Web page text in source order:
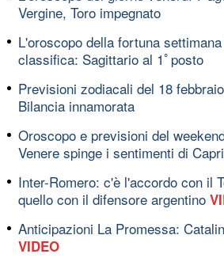
Vergine, Toro impegnato
L'oroscopo della fortuna
classifica: Sagittario al 1ﾟposto
Previsioni zodiacali del 18
Bilancia innamorata
Oroscopo e previsioni del
Venere spinge i sentimenti di
Inter-Romero: c'è l'accordo con il
quello con il difensore argentino
Anticipazioni La Promessa:
VIDEO